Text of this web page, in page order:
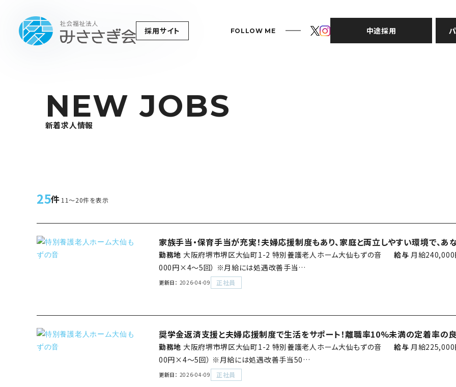
NEW JOBS
新着求人情報
採用サイト FOLLOW ME 中途採用
25件 11～20件を表示
家族手当・保育手当が充実！夫婦応援制度もあり、家庭と両立しやすい環境で、あ
勤務地 大阪府堺市堺区大仙町1-2 特別養護老人ホーム大仙もずの音 給与 月給
000円×4～5回） ※月給には処遇改善手当…
更新日 2026-04-09 正社員
奨学金返済支援と夫婦応援制度で生活をサポート！離職率10%未満の定着率
勤務地 大阪府堺市堺区大仙町1-2 特別養護老人ホーム大仙もずの音 給与 月給
00円×4～5回） ※月給には処遇改善手当50…
更新日 2026-04-09 正社員